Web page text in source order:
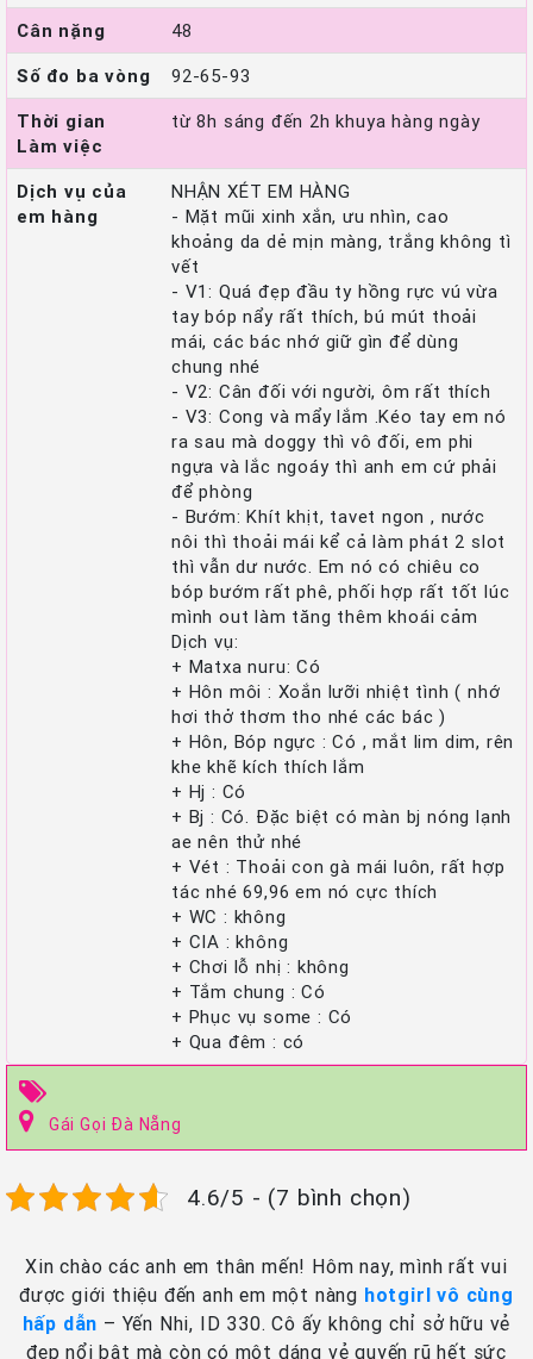
Cân nặng
48
Số đo ba vòng
92-65-93
Thời gian
Làm việc
từ 8h sáng đến 2h khuya hàng ngày
Dịch vụ của
em hàng
NHẬN XÉT EM HÀNG
- Mặt mũi xinh xắn, ưu nhìn, cao
khoảng da dẻ mịn màng, trắng không tì
vết
- V1: Quá đẹp đầu ty hồng rực vú vừa
tay bóp nẩy rất thích, bú mút thoải
mái, các bác nhớ giữ gìn để dùng
chung nhé
- V2: Cân đối với người, ôm rất thích
- V3: Cong và mẩy lắm .Kéo tay em nó
ra sau mà doggy thì vô đối, em phi
ngựa và lắc ngoáy thì anh em cứ phải
để phòng
- Bướm: Khít khịt, tavet ngon , nước
nôi thì thoải mái kể cả làm phát 2 slot
thì vẫn dư nước. Em nó có chiêu co
bóp bướm rất phê, phối hợp rất tốt lúc
mình out làm tăng thêm khoái cảm
Dịch vụ:
+ Matxa nuru: Có
+ Hôn môi : Xoắn lưỡi nhiệt tình ( nhớ
hơi thở thơm tho nhé các bác )
+ Hôn, Bóp ngực : Có , mắt lim dim, rên
khe khẽ kích thích lắm
+ Hj : Có
+ Bj : Có. Đặc biệt có màn bj nóng lạnh
ae nên thử nhé
+ Vét : Thoải con gà mái luôn, rất hợp
tác nhé 69,96 em nó cực thích
+ WC : không
+ CIA : không
+ Chơi lỗ nhị : không
+ Tắm chung : Có
+ Phục vụ some : Có
+ Qua đêm : có
Gái Gọi Đà Nẵng
4.6/5 - (7 bình chọn)
Xin chào các anh em thân mến! Hôm nay, mình rất vui
được giới thiệu đến anh em một nàng hotgirl vô cùng
hấp dẫn – Yến Nhi, ID 330. Cô ấy không chỉ sở hữu vẻ
đẹp nổi bật mà còn có một dáng vẻ quyến rũ hết sức